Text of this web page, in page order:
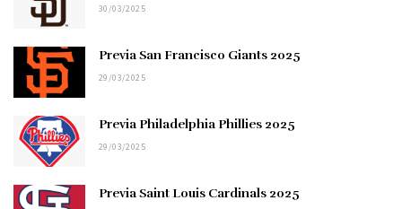
30/03/2025
Previa San Francisco Giants 2025
29/03/2025
Previa Philadelphia Phillies 2025
29/03/2025
Previa Saint Louis Cardinals 2025